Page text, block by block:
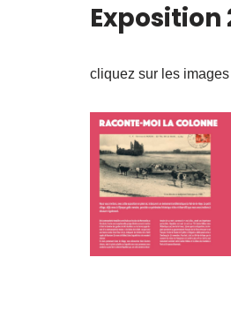
Exposition
cliquez sur les